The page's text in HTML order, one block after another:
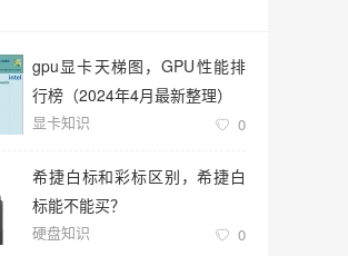
gpu显卡天梯图，GPU性能排
行榜（2024年4月最新整理）
显卡知识 0
希捷白标和彩标区别，希捷白
标能不能买？
硬盘知识 0